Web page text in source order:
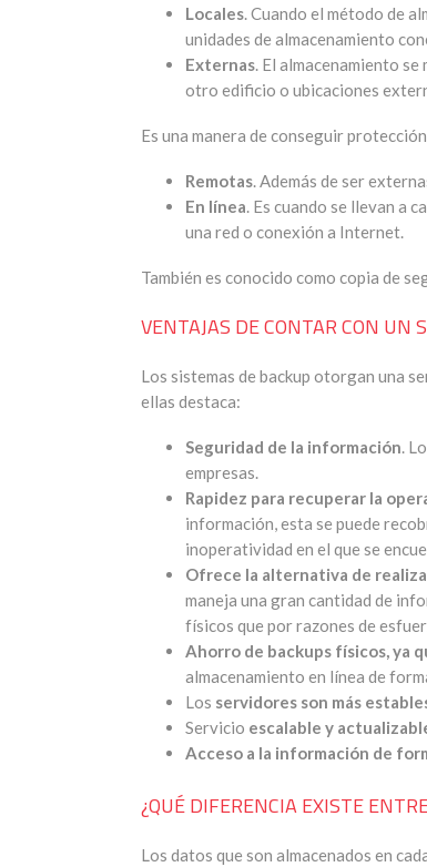
Locales. Cuando el método de
unidades de almacenamiento
Externas. El almacenamiento
otro edificio o ubicaciones
Es una manera de conseguir
Remotas. Además de ser
En línea. Es cuando se llevan a
una red o conexión a Internet.
También es conocido como copia de
VENTAJAS DE CONTAR CON UN
Los sistemas de backup otorgan una
ellas destaca:
Seguridad de la información.
empresas.
Rapidez para recuperar la
información, esta se puede
inoperatividad en el que se
Ofrece la alternativa de
maneja una gran cantidad de
físicos que por razones de
Ahorro de backups físicos, ya
almacenamiento en línea de
Los servidores son más
Servicio escalable y
Acceso a la información de
¿QUÉ DIFERENCIA EXISTE
Los datos que son almacenados en